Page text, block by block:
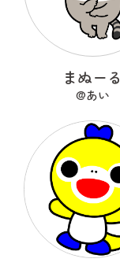
まぬーる
@あい